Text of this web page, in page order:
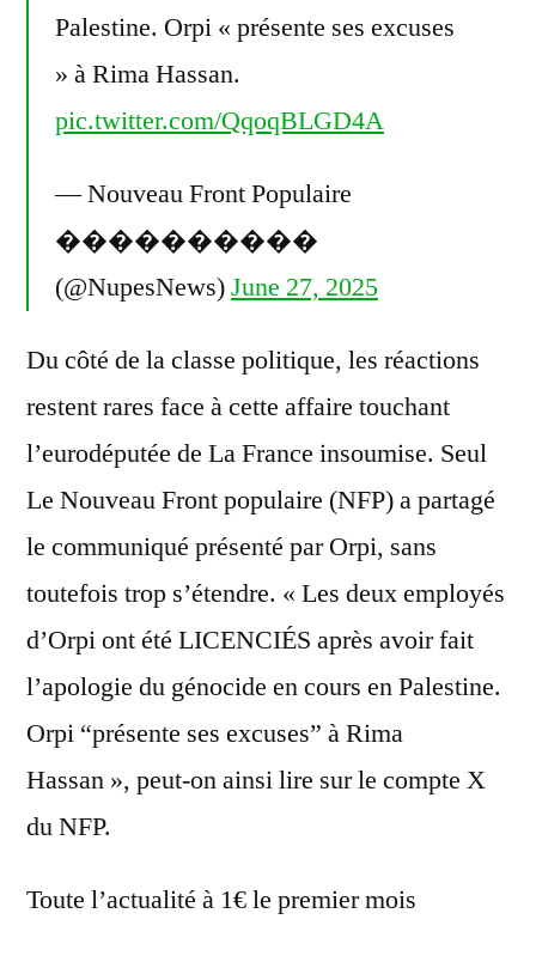
Palestine. Orpi « présente ses excuses
» à Rima Hassan.
pic.twitter.com/QqoqBLGD4A
— Nouveau Front Populaire
����������
(@NupesNews)June 27, 2025
Du côté de la classe politique, les réactions
restent rares face à cette affaire touchant
l’eurodéputée de La France insoumise. Seul
Le Nouveau Front populaire (NFP) a partagé
le communiqué présenté par Orpi, sans
toutefois trop s’étendre. « Les deux employés
d’Orpi ont été LICENCIÉS après avoir fait
l’apologie du génocide en cours en Palestine.
Orpi “présente ses excuses” à Rima
Hassan », peut-on ainsi lire sur le compte X
du NFP.
Toute l’actualité à 1€ le premier mois